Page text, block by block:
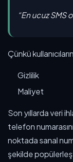
“En ucuz SMS
Çünkü
Gizlilik
Maliyet
Son yıllarda veri
telefon
noktada sanal
şekilde